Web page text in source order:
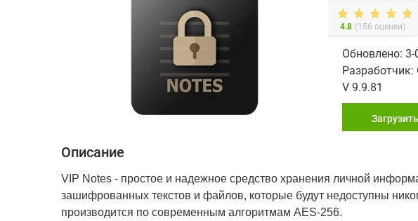
4.8 (156 оценки)
Обновлено: 3-
Разработчик:
V 9.9.81
Загрузить
Описание
VIP Notes - простое и надежное средство хранения личной
зашифрованных текстов и файлов, которые будут недоступны
производится по современным алгоритмам AES-256.